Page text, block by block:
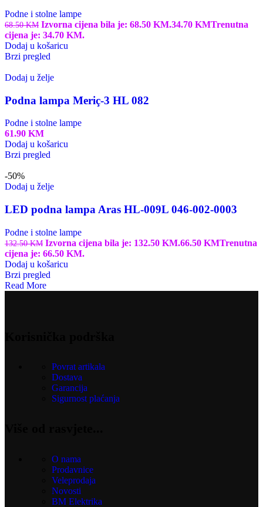
Podne i stolne lampe
68.50KM Izvorna cijena bila je: 68.50 KM.34.70 KMTrenutna
cijena je: 34.70 KM.
Dodaj u košaricu
Brzi pregled
Dodaj u želje
Podna lampa Meriç-3 HL 082
Podne i stolne lampe
61.90 KM
Dodaj u košaricu
Brzi pregled
-50%
Dodaj u želje
LED podna lampa Aras HL-009L 046-002-0003
Podne i stolne lampe
132.50KM Izvorna cijena bila je: 132.50 KM.66.50 KMTrenutna
cijena je: 66.50 KM.
Dodaj u košaricu
Brzi pregled
Read More
Povrat artikala
Dostava
Garancija
Sigurnost plaćanja
O nama
Prodavnice
Veleprodaja
Novosti
BM Elektrika